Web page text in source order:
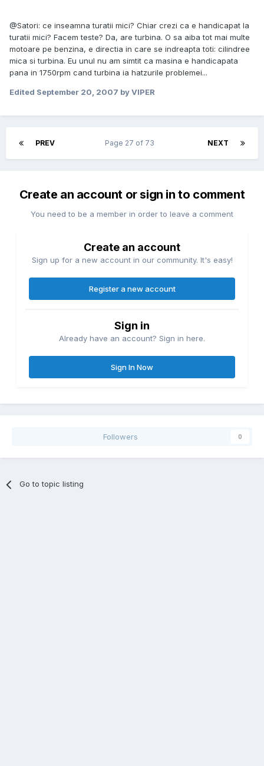
@Satori: ce inseamna turatii mici? Chiar crezi ca e handicapat la
turatii mici? Facem teste? Da, are turbina. O sa aiba tot mai multe
motoare pe benzina, e directia in care se indreapta toti: cilindree
mica si turbina. Eu unul nu am simtit ca masina e handicapata
pana in 1750rpm cand turbina ia hatzurile problemei...
Edited September 20, 2007 by VIPER
PREV NEXT
Page 27 of 73
Create an account or sign in to comment
You need to be a member in order to leave a comment
Create an account
Sign up for a new account in our community. It's easy!
Register a new account
Sign in
Already have an account? Sign in here.
Sign In Now
Followers 0
Go to topic listing